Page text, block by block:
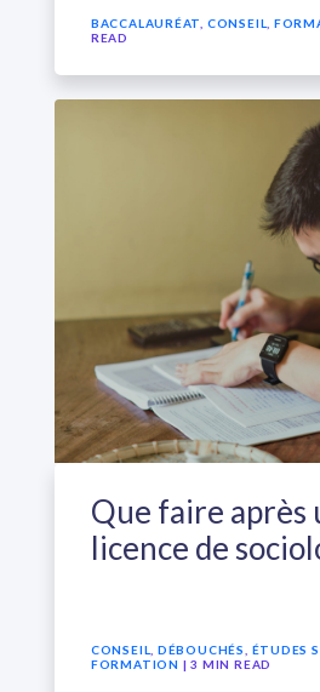
BACCALAURÉAT CONSEIL
READ
Que faire après
licence de
CONSEIL DÉBOUCHÉS ÉTUDES
FORMATION | 3 MIN READ